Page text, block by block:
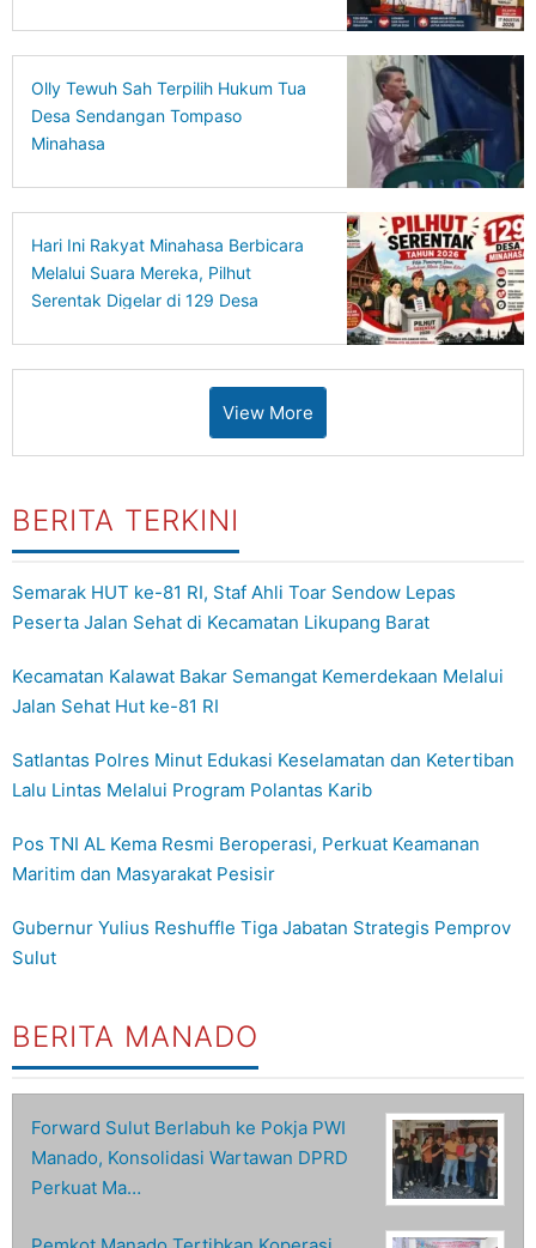
Olly Tewuh Sah Terpilih Hukum Tua
Desa Sendangan Tompaso
Minahasa
Hari Ini Rakyat Minahasa Berbicara
Melalui Suara Mereka, Pilhut
Serentak Digelar di 129 Desa
View More
BERITA TERKINI
Semarak HUT ke-81 RI, Staf Ahli Toar Sendow Lepas
Peserta Jalan Sehat di Kecamatan Likupang Barat
Kecamatan Kalawat Bakar Semangat Kemerdekaan Melalui
Jalan Sehat Hut ke-81 RI
Satlantas Polres Minut Edukasi Keselamatan dan Ketertiban
Lalu Lintas Melalui Program Polantas Karib
Pos TNI AL Kema Resmi Beroperasi, Perkuat Keamanan
Maritim dan Masyarakat Pesisir
Gubernur Yulius Reshuffle Tiga Jabatan Strategis Pemprov
Sulut
BERITA MANADO
Forward Sulut Berlabuh ke Pokja PWI
Manado, Konsolidasi Wartawan DPRD
Perkuat Ma…